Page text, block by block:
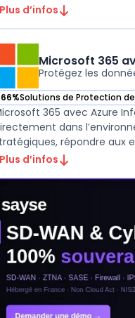
Plus d’infos
Microsoft 365
Protégez les
66%Solutions de Protection
— voir Microsoft 365 avec
365 avec Azure
dans
Plus d’infos